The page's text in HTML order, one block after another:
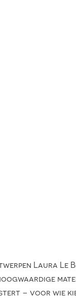
Laura Le
– voor wie